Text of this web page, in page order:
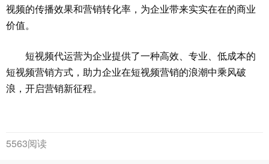
视频的传播效果和营销转化率，为企业带来实实在在的商业
价值。
短视频代运营为企业提供了一种高效、专业、低成本的
短视频营销方式，助力企业在短视频营销的浪潮中乘风破
浪，开启营销新征程。
5563阅读